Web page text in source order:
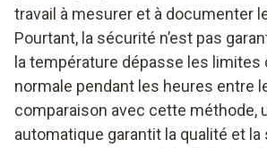
travail à mesurer et à documenter
Pourtant, la sécurité n’est pas
la température dépasse les limites
normale pendant les heures entre
comparaison avec cette méthode,
automatique garantit la qualité et la